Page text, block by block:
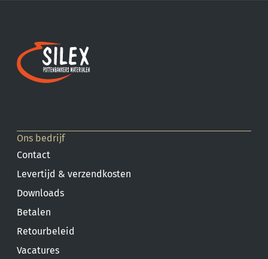
Ons bedrijf
Contact
Levertijd & verzendkosten
Downloads
Betalen
Retourbeleid
Vacatures